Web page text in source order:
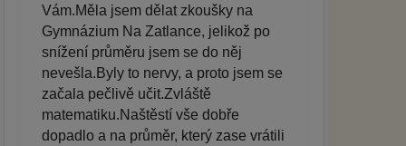
Vám.Měla jsem dělat zkoušky na
Gymnázium Na Zatlance, jelikož po
snížení průměru jsem se do něj
nevešla.Byly to nervy, a proto jsem se
začala pečlivě učit.Zvláště
matematiku.Naštěstí vše dobře
dopadlo a na průměr, který zase vrátili